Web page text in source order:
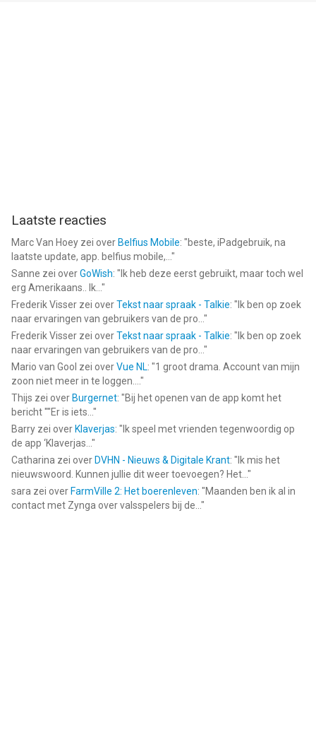
Laatste reacties
Marc Van Hoey zei over Belfius Mobile: "beste, iPadgebruik, na
laatste update, app. belfius mobile,... "
Sanne zei overGoWish: " Ik heb deze eerst gebruikt, maar toch wel
erg Amerikaans.. Ik... "
Frederik Visser zei overTekst naar spraak - Talkie: " Ik ben op zoek
naar ervaringen van gebruikers van de pro... "
Frederik Visser zei overTekst naar spraak - Talkie: " Ik ben op zoek
naar ervaringen van gebruikers van de pro... "
Mario van Gool zei overVue NL: "1 groot drama. Account van mijn
zoon niet meer in te loggen.... "
Thijs zei over Burgernet: "Bij het openen van de app komt het
bericht ""Er is iets... "
Barry zei over Klaverjas: " Ik speel met vrienden tegenwoordig op
de app ‘Klaverjas... "
Catharina zei over DVHN - Nieuws & Digitale Krant: " Ik mis het
nieuwswoord. Kunnen jullie dit weer toevoegen? Het... "
sara zei over FarmVille 2: Het boerenleven: "Maanden ben ik al in
contact met Zynga over valsspelers bij de... "